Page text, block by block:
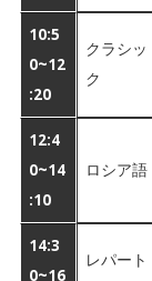
10:5
0~12
:20
クラシッ
ク
12:4
0~14
:10
ロシア語
14:3
0~16
レパート